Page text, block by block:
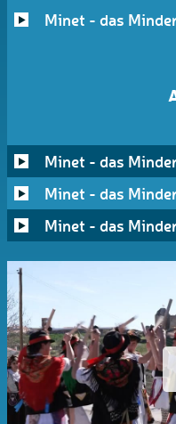
Minet - das
Minet - das
Minet - das
Minet - das